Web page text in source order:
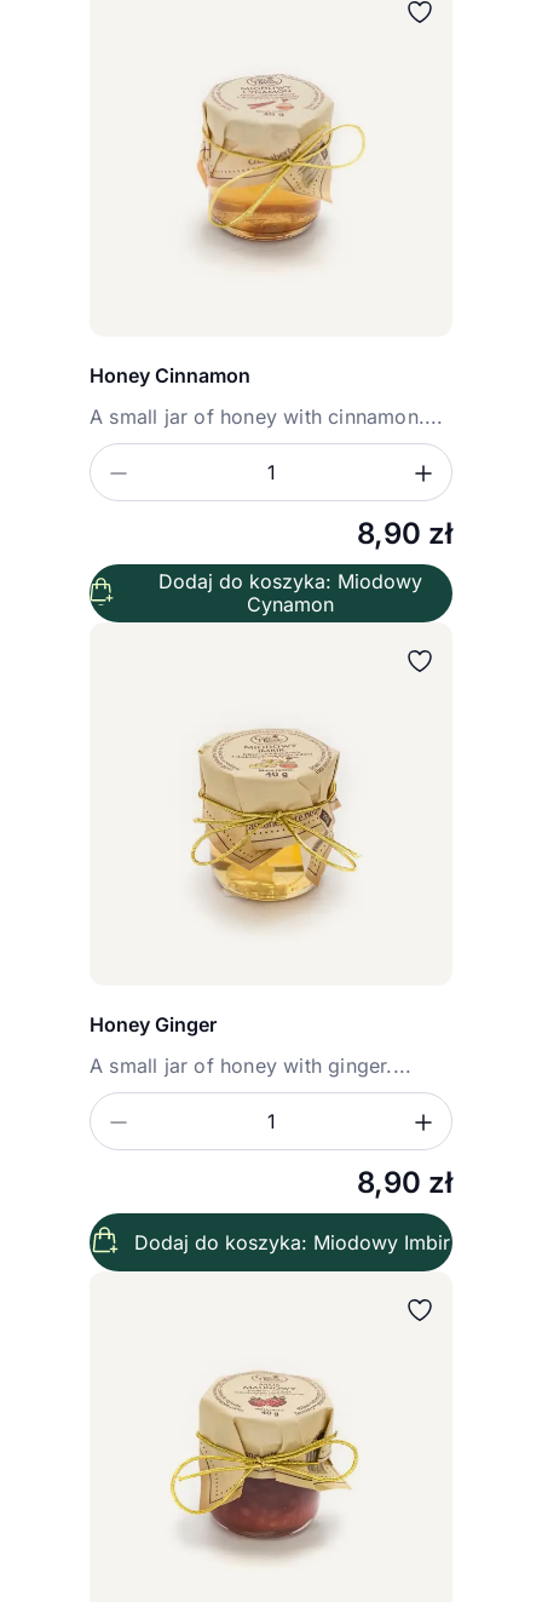
Honey Cinnamon
A small jar of honey with cinnamon....
8,90 zł
Zmniejsz ilość
Dodaj do koszyka: Miodowy
Cynamon
Honey Ginger
A small jar of honey with ginger....
8,90 zł
Zmniejsz ilość
Dodaj do koszyka: Miodowy Imbir